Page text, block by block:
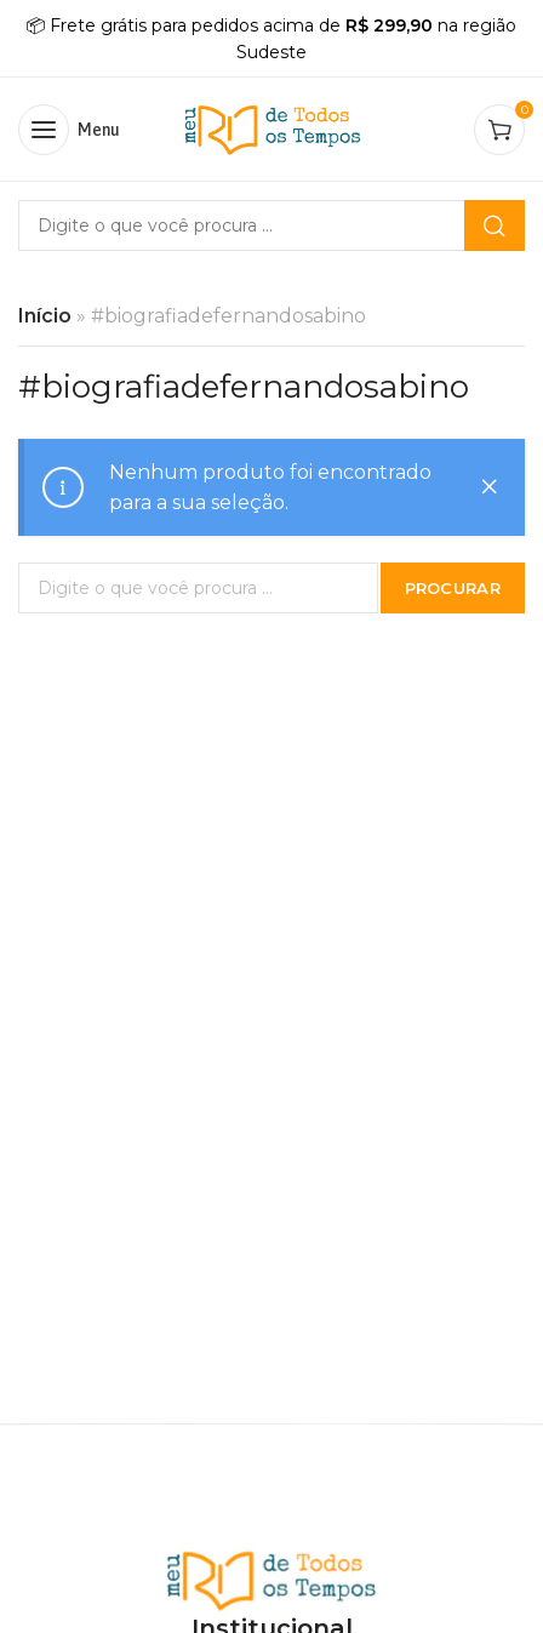
📦 Frete grátis para pedidos acima de R$ 299,90 na região
Sudeste
Menu
0
Início » #biografiadefernandosabino
#biografiadefernandosabino
Nenhum produto foi encontrado
para a sua seleção.
PROCURAR